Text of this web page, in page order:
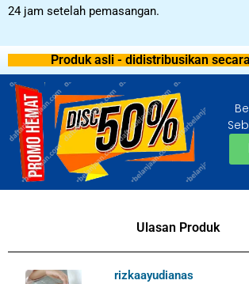
24 jam setelah pemasangan.
Produk asli - didistribusikan
Ulasan Produk
rizkaayudianas